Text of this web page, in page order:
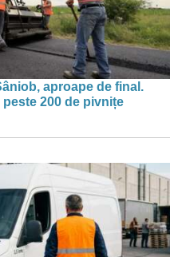
aproape de final.
200 de pivnițe